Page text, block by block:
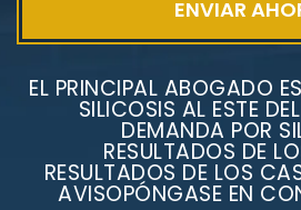
EL PRINCIPAL ABOGADO
SILICOSIS AL ESTE
DEMANDA POR
RESULTADOS DE
RESULTADOS DE LOS
AVISOPÓNGASE EN